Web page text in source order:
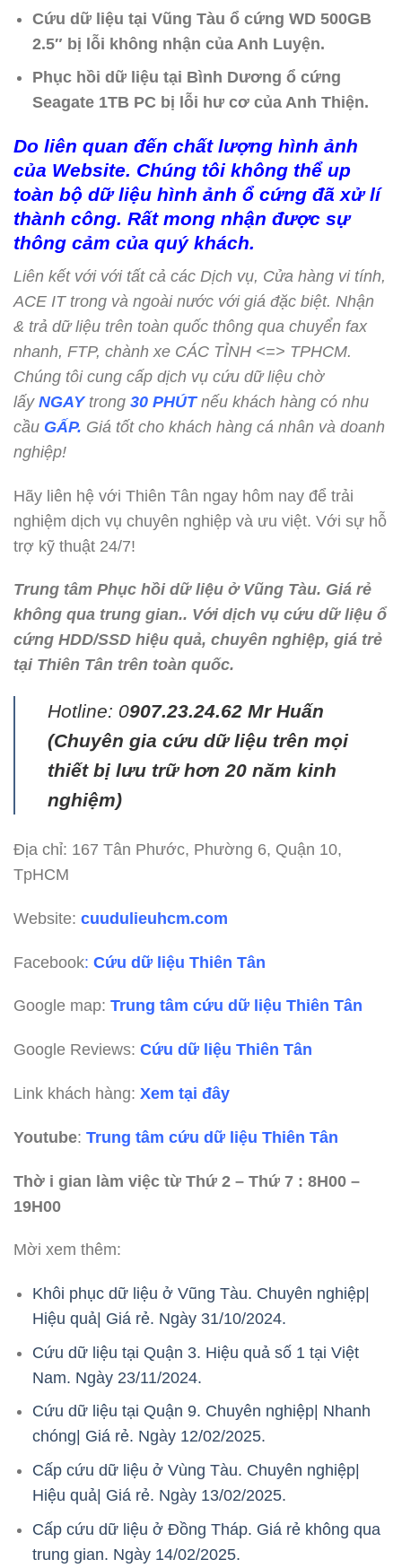
Cứu dữ liệu tại Vũng Tàu ổ cứng WD 500GB
2.5″ bị lỗi không nhận của Anh Luyện.
Phục hồi dữ liệu tại Bình Dương ổ cứng
Seagate 1TB PC bị lỗi hư cơ của Anh Thiện.
Do liên quan đến chất lượng hình ảnh
của Website. Chúng tôi không thể up
toàn bộ dữ liệu hình ảnh ổ cứng đã xử lí
thành công. Rất mong nhận được sự
thông cảm của quý khách.
Liên kết với với tất cả các Dịch vụ, Cửa hàng vi tính,
ACE IT trong và ngoài nước với giá đặc biệt. Nhận
& trả dữ liệu trên toàn quốc thông qua chuyển fax
nhanh, FTP, chành xe CÁC TỈNH <=> TPHCM.
Chúng tôi cung cấp dịch vụ cứu dữ liệu chờ
lấy NGAYtrong 30 PHÚTnếu khách hàng có nhu
cầu GẤP. Giá tốt cho khách hàng cá nhân và doanh
nghiệp!
Hãy liên hệ với Thiên Tân ngay hôm nay để trải
nghiệm dịch vụ chuyên nghiệp và ưu việt. Với sự hỗ
trợ kỹ thuật 24/7!
Trung tâm Phục hồi dữ liệu ở Vũng Tàu. Giá rẻ
không qua trung gian.. Với dịch vụ cứu dữ liệu ổ
cứng HDD/SSD hiệu quả, chuyên nghiệp, giá trẻ
tại Thiên Tân trên toàn quốc.
Hotline: 0907.23.24.62 Mr Huấn
(Chuyên gia cứu dữ liệu trên mọi
thiết bị lưu trữ hơn 20 năm kinh
nghiệm)
Địa chỉ: 167 Tân Phước, Phường 6, Quận 10,
TpHCM
Website: cuudulieuhcm.com
Facebook: Cứu dữ liệu Thiên Tân
Google map: Trung tâm cứu dữ liệu Thiên Tân
Google Reviews: Cứu dữ liệu Thiên Tân
Link khách hàng: Xem tại đây
Youtube: Trung tâm cứu dữ liệu Thiên Tân
Thờ i gian làm việc từ Thứ 2 – Thứ 7 : 8H00 –
19H00
Mời xem thêm:
Khôi phục dữ liệu ở Vũng Tàu. Chuyên nghiệp|
Hiệu quả| Giá rẻ. Ngày 31/10/2024.
Cứu dữ liệu tại Quận 3. Hiệu quả số 1 tại Việt
Nam. Ngày 23/11/2024.
Cứu dữ liệu tại Quận 9. Chuyên nghiệp| Nhanh
chóng| Giá rẻ. Ngày 12/02/2025.
Cấp cứu dữ liệu ở Vùng Tàu. Chuyên nghiệp|
Hiệu quả| Giá rẻ. Ngày 13/02/2025.
Cấp cứu dữ liệu ở Đồng Tháp. Giá rẻ không qua
trung gian. Ngày 14/02/2025.